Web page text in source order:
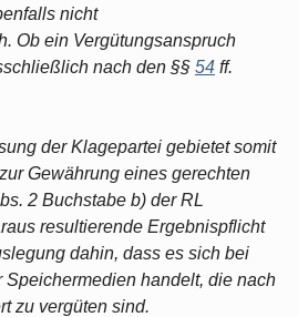
nicht
Ob ein Vergütungsanspruch
nach den §§ 54 ff.
der Klagepartei gebietet somit
Gewährung eines gerechten
2 Buchstabe b) der RL
resultierende Ergebnispflicht
dahin, dass es sich bei
Speichermedien handelt, die nach
zu vergüten sind.